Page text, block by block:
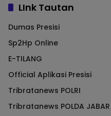
LInk Tautan
Dumas Presisi
Sp2Hp Online
E-TILANG
Official Aplikasi Presisi
Tribratanews POLRI
Tribratanews POLDA JABAR